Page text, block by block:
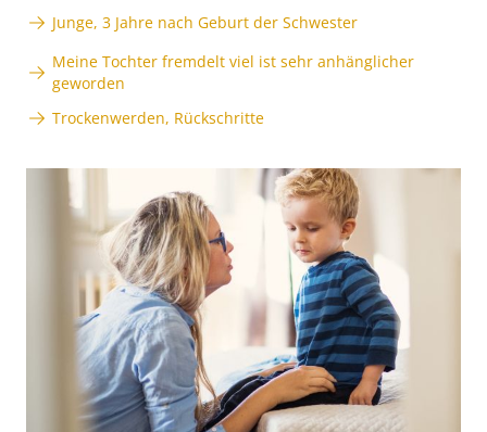
Junge, 3 Jahre nach Geburt der Schwester
Meine Tochter fremdelt viel ist sehr anhänglicher
geworden
Trockenwerden, Rückschritte